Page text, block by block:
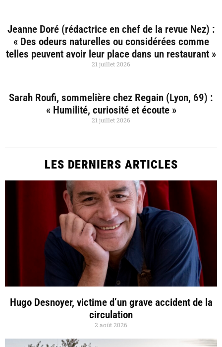
Jeanne Doré (rédactrice en chef de la revue Nez) :
« Des odeurs naturelles ou considérées comme
telles peuvent avoir leur place dans un restaurant »
21 juillet 2026
Sarah Roufi, sommelière chez Regain (Lyon, 69) :
« Humilité, curiosité et écoute »
21 juillet 2026
LES DERNIERS ARTICLES
Hugo Desnoyer, victime d’un grave accident de la
circulation
2 août 2026